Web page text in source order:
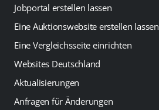
Jobportal erstellen lassen
Eine Auktionswebsite erstellen lassen
Eine Vergleichsseite einrichten
Websites Deutschland
Aktualisierungen
Anfragen für Änderungen